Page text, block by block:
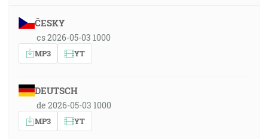
ČESKY
cs 2026-05-03 1000
MP3 YT
DEUTSCH
de 2026-05-03 1000
MP3 YT